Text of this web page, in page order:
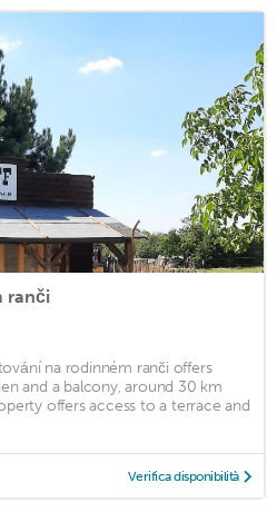
ranči
na rodinném ranči offers
and a balcony, around 30 km
offers access to a terrace and
Verifica disponibilità